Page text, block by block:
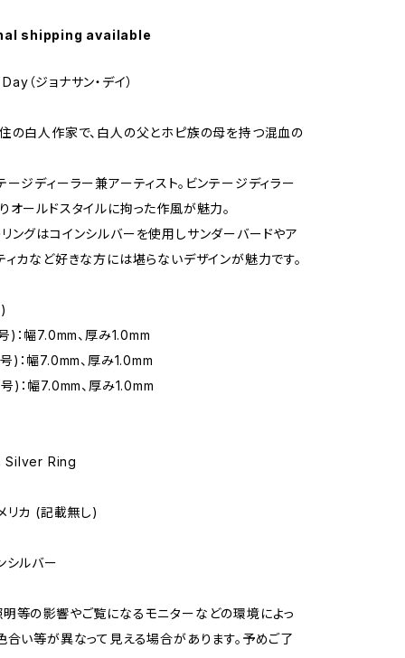
shipping available
（ジョナサン・デイ）
の白人作家で、白人の父とホピ族の母を持つ混血の
ージディーラー兼アーティスト。ビンテージディラー
オールドスタイルに拘った作風が魅力。
ングはコインシルバーを使用しサンダーバードやア
ィカなど好きな方には堪らないデザインが魅力です。
：幅7.0mm、厚み1.0mm
：幅7.0mm、厚み1.0mm
：幅7.0mm、厚み1.0mm
Silver Ring
リカ (記載無し)
シルバー
等の影響やご覧になるモニターなどの環境によっ
合い等が異なって見える場合があります。予めご了